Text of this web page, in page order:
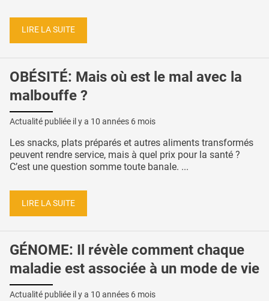
LIRE LA SUITE
OBÉSITÉ: Mais où est le mal avec la
malbouffe ?
Actualité publiée il y a 10 années 6 mois
Les snacks, plats préparés et autres aliments transformés
peuvent rendre service, mais à quel prix pour la santé ?
C’est une question somme toute banale. ...
LIRE LA SUITE
GÉNOME: Il révèle comment chaque
maladie est associée à un mode de vie
Actualité publiée il y a 10 années 6 mois